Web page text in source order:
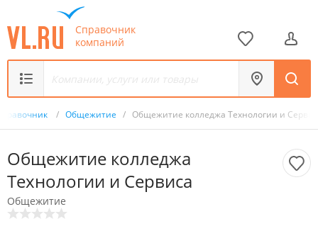
Справочник
компаний
/ Общежитие / Общежитие колледжа Технологии и
Общежитие колледжа
Технологии и Сервиса
Общежитие